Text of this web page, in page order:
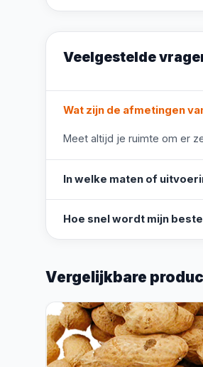
Veelgestelde
Wat zijn de afmetingen
Meet altijd je ruimte om er
In welke maten of
Hoe snel wordt mijn
Vergelijkbare